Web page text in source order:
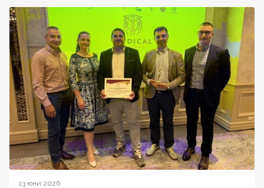
13 юни 2026